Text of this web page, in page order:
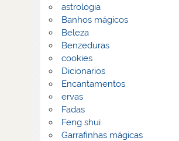
astrologia
Banhos mágicos
Beleza
Benzeduras
cookies
Dicionarios
Encantamentos
ervas
Fadas
Feng shui
Garrafinhas mágicas